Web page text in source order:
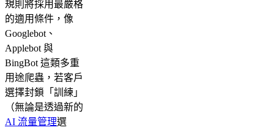
規則將採用最嚴格
的適用條件，像
Googlebot、
Applebot 與
BingBot 這類多重
用途爬蟲，若客戶
選擇封鎖「訓練」
（無論是透過新的
AI 流量管理選